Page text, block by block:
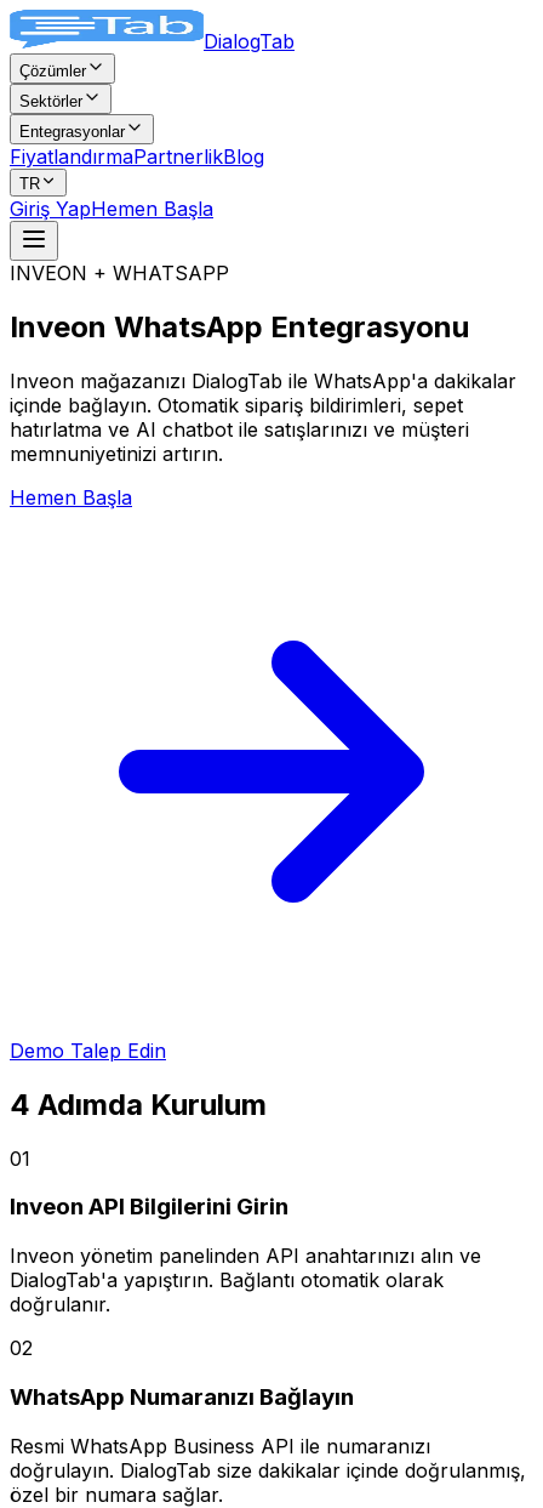
DialogTab
Çözümler
Sektörler
Entegrasyonlar
FiyatlandırmaPartnerlikBlog
TR
Giriş YapHemen Başla
INVEON + WHATSAPP
Inveon WhatsApp Entegrasyonu
Inveon mağazanızı DialogTab ile WhatsApp'a dakikalar
içinde bağlayın. Otomatik sipariş bildirimleri, sepet
hatırlatma ve AI chatbot ile satışlarınızı ve müşteri
memnuniyetinizi artırın.
Hemen Başla
Demo Talep Edin
4 Adımda Kurulum
01
Inveon API Bilgilerini Girin
Inveon yönetim panelinden API anahtarınızı alın ve
DialogTab'a yapıştırın. Bağlantı otomatik olarak
doğrulanır.
02
WhatsApp Numaranızı Bağlayın
Resmi WhatsApp Business API ile numaranızı
doğrulayın. DialogTab size dakikalar içinde doğrulanmış,
özel bir numara sağlar.